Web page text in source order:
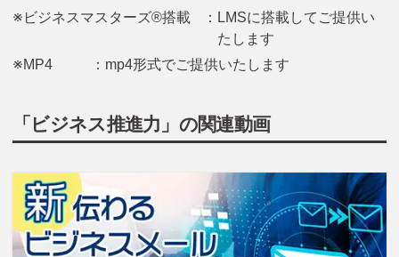
※ビジネスマスターズ®搭載
：LMSに搭載してご提供い
たします
※MP4
：mp4形式でご提供いたします
「ビジネス推進力」の関連動画